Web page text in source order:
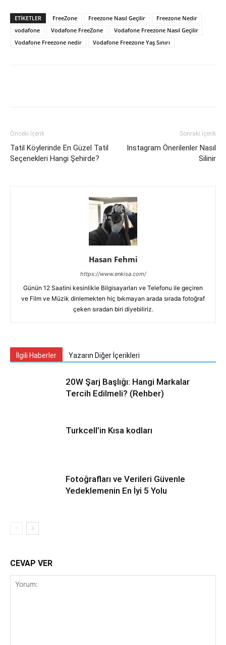
ETIKETLER FreeZone Freezone Nasıl Geçilir
Freezone Nedir
vodafone
Vodafone FreeZone
Vodafone Freezone Nasıl Geçilir
Vodafone Freezone nedir
Vodafone Freezone Yaş Sınırı
Önceki İçerik
Tatil Köylerinde En Güzel Tatil
Seçenekleri Hangi Şehirde?
Sonraki İçerik
Instagram Önerilenler Nasıl
Silinir
Hasan Fehmi
https://www.enkisa.com/
Günün 12 Saatini kesinlikle Bilgisayarları ve Telefonu ile geçiren
ve Film ve Müzik dinlemekten hiç bıkmayan arada sırada fotoğraf
çeken sıradan biri diyebiliriz.
İlgili Haberler Yazarın Diğer İçerikleri
20W Şarj Başlığı: Hangi Markalar
Tercih Edilmeli? (Rehber)
Turkcell’in Kısa kodları
Fotoğrafları ve Verileri Güvenle
Yedeklemenin En İyi 5 Yolu
CEVAP VER